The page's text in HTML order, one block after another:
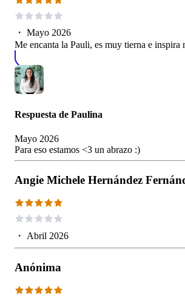
・ Mayo 2026
Me encanta la Pauli, es muy tierna e inspira
Respuesta de Paulina
Mayo 2026
Para eso estamos <3 un abrazo :)
Angie Michele Hernández
・ Abril 2026
Anónima